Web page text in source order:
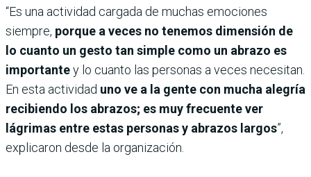
“Es una actividad cargada de muchas emociones
siempre, porque a veces no tenemos dimensión de
lo cuanto un gesto tan simple como un abrazo es
importantey lo cuanto las personas a veces necesitan.
En esta actividad uno ve a la gente con mucha alegría
recibiendo los abrazos; es muy frecuente ver
lágrimas entre estas personas y abrazos largos”,
explicaron desde la organización.